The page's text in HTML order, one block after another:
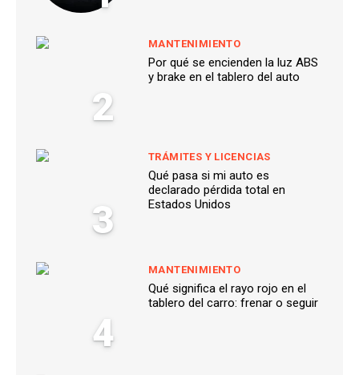
2
MANTENIMIENTO
Por qué se encienden la luz ABS
y brake en el tablero del auto
3
TRÁMITES Y LICENCIAS
Qué pasa si mi auto es
declarado pérdida total en
Estados Unidos
4
MANTENIMIENTO
Qué significa el rayo rojo en el
tablero del carro: frenar o seguir